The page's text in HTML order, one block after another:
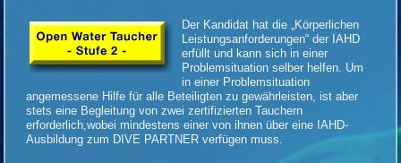
Der Kandidat hat die „Körperlichen
Leistungsanforderungen“ der IAHD
erfüllt und kann sich in einer
Problemsituation selber helfen. Um
in einer Problemsituation
angemessene Hilfe für alle Beteiligten zu gewährleisten, ist aber
stets eine Begleitung von zwei zertifizierten Tauchern
erforderlich,wobei mindestens einer von ihnen über eine IAHD-
Ausbildung zum DIVE PARTNER verfügen muss.